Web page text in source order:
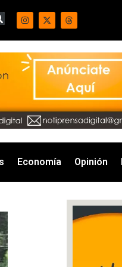
Economía Opinión